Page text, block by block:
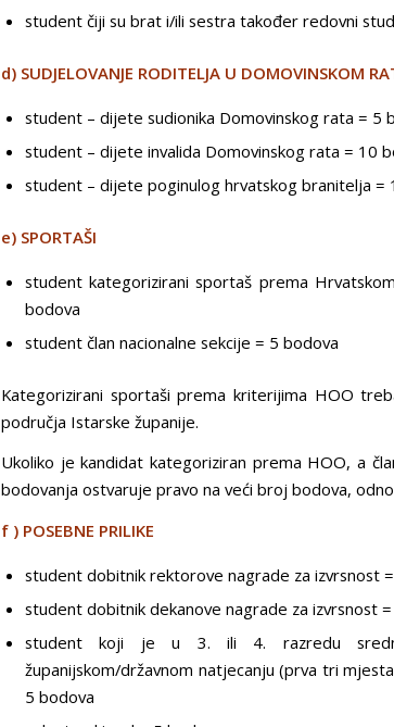
student čiji su brat i/ili sestra također redovni
d) SUDJELOVANJE RODITELJA U DOMOVINSKOM
student – dijete sudionika Domovinskog rata = 5
student – dijete invalida Domovinskog rata = 10
student – dijete poginulog hrvatskog branitelja =
e) SPORTAŠI
student kategorizirani sportaš prema
bodova
student član nacionalne sekcije = 5 bodova
Kategorizirani sportaši prema kriterijima HOO
područja Istarske županije.
Ukoliko je kandidat kategoriziran prema HOO, a
bodovanja ostvaruje pravo na veći broj bodova,
f ) POSEBNE PRILIKE
student dobitnik rektorove nagrade za izvrsnost
student dobitnik dekanove nagrade za izvrsnost
student koji je u 3. ili 4. razredu
županijskom/državnom natjecanju (prva tri
5 bodova